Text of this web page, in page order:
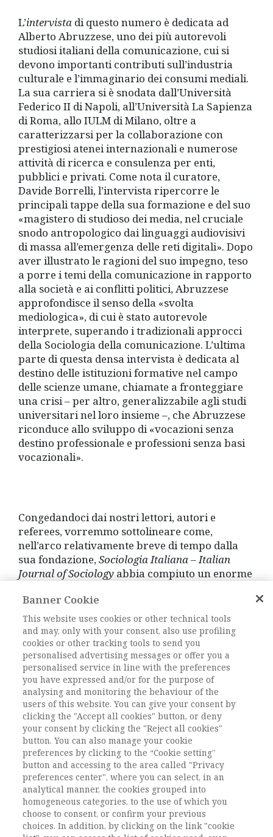
L’intervista di questo numero è dedicata ad
Alberto Abruzzese, uno dei più autorevoli
studiosi italiani della comunicazione, cui si
devono importanti contributi sull’industria
culturale e l’immaginario dei consumi mediali.
La sua carriera si è snodata dall’Università
Federico II di Napoli, all’Università La Sapienza
di Roma, allo IULM di Milano, oltre a
caratterizzarsi per la collaborazione con
prestigiosi atenei internazionali e numerose
attività di ricerca e consulenza per enti,
pubblici e privati. Come nota il curatore,
Davide Borrelli, l’intervista ripercorre le
principali tappe della sua formazione e del suo
«magistero di studioso dei media, nel cruciale
snodo antropologico dai linguaggi audiovisivi
di massa all’emergenza delle reti digitali». Dopo
aver illustrato le ragioni del suo impegno, teso
a porre i temi della comunicazione in rapporto
alla società e ai conflitti politici, Abruzzese
approfondisce il senso della «svolta
mediologica», di cui è stato autorevole
interprete, superando i tradizionali approcci
della Sociologia della comunicazione. L’ultima
parte di questa densa intervista è dedicata al
destino delle istituzioni formative nel campo
delle scienze umane, chiamate a fronteggiare
una crisi – per altro, generalizzabile agli studi
universitari nel loro insieme –, che Abruzzese
riconduce allo sviluppo di «vocazioni senza
destino professionale e professioni senza basi
vocazionali».
Congedandoci dai nostri lettori, autori e
referees, vorremmo sottolineare come,
nell’arco relativamente breve di tempo dalla
sua fondazione,Sociologia Italiana – Italian
Journal of Sociology abbia compiuto un enorme
importante nel panorama scientifico
disciplinare, caratterizzandosi per la sua
apertura a contributi epistemologicamente,
concettualmente e metodologicamente plurali.
Di questo percorso troverete una sintesi nella
relazione di fine triennio pubblicata nelfocus
una descrizione analitica in un testo pubblicato
in evidenza sul sito AIS.
Il successo crescente della Rivista viene oggi
sancito dal suo ingresso nella lista della Fascia
A pubblicata dall’Anvur. Il nostro auspicio è che
la Rivista continui a crescere, nel solco
tracciato in questi anni, contribuendo così allo
sviluppo di un dibattito disciplinare aperto e
fruttuoso.
Banner Cookie
This website uses cookies or other technical tools
and may, only with your consent, also use profiling
cookies or other tracking tools to send you
personalised advertising messages or offer you a
personalised service in line with the preferences
you have expressed and/or for the purpose of
analysing and monitoring the behaviour of the
users of this website. You can give your consent by
clicking the "Accept all cookies" button, or deny
your consent by clicking the "Reject all cookies"
button. You can also manage your cookie
preferences by clicking to the “Cookie setting”
button and accessing to the area called "Privacy
preferences center", where you can select, in an
analytical manner, the cookies grouped into
homogeneous categories, to the use of which you
choose to consent, or confirm your previous
choices. In addition, by clicking on the link "cookie